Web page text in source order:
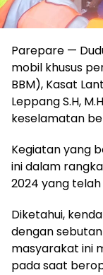
Parepare —
mobil khusus
BBM), Kasat
Leppang S.H,
keselamatan
Kegiatan yang
ini dalam
2024 yang
Diketahui,
dengan
masyarakat ini
pada saat